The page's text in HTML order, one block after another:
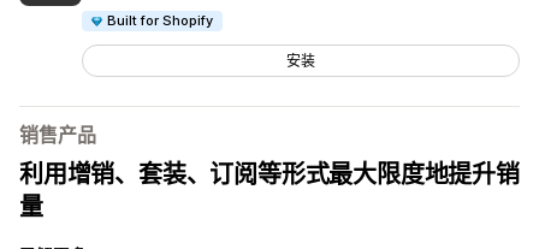
Built for Shopify
安装
销售产品
利用增销、套装、订阅等形式最大限度地提升销
量